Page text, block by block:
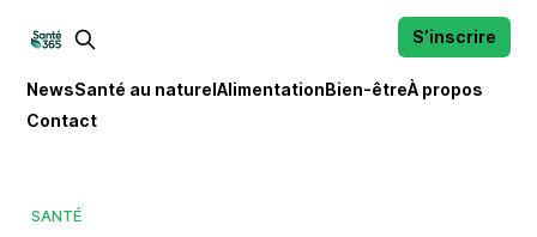
NewsSanté au naturelAlimentationBien-êtreÀ propos
Contact
S’inscrire
SANTÉ